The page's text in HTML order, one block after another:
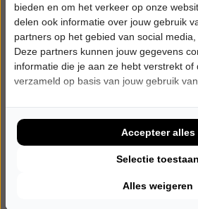
ZATERDAG 3 JULI 2027 • 20:30 UUR
27-05-2026 in de
bieden en om het verkeer op onze
delen ook informatie over jouw gebruik
partners op het gebied van social
Deze partners kunnen jouw gegevens
informatie die je aan ze hebt verstrekt of
verzameld op basis van jouw gebruik
Alles weigeren
Selectie toestaan
Accepteer alles